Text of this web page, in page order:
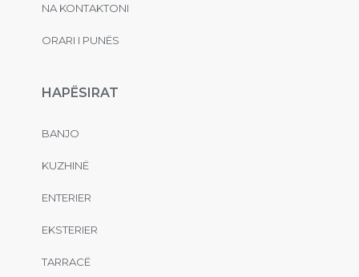
NA KONTAKTONI
ORARI I PUNËS
HAPËSIRAT
BANJO
KUZHINË
ENTERIER
EKSTERIER
TARRACË